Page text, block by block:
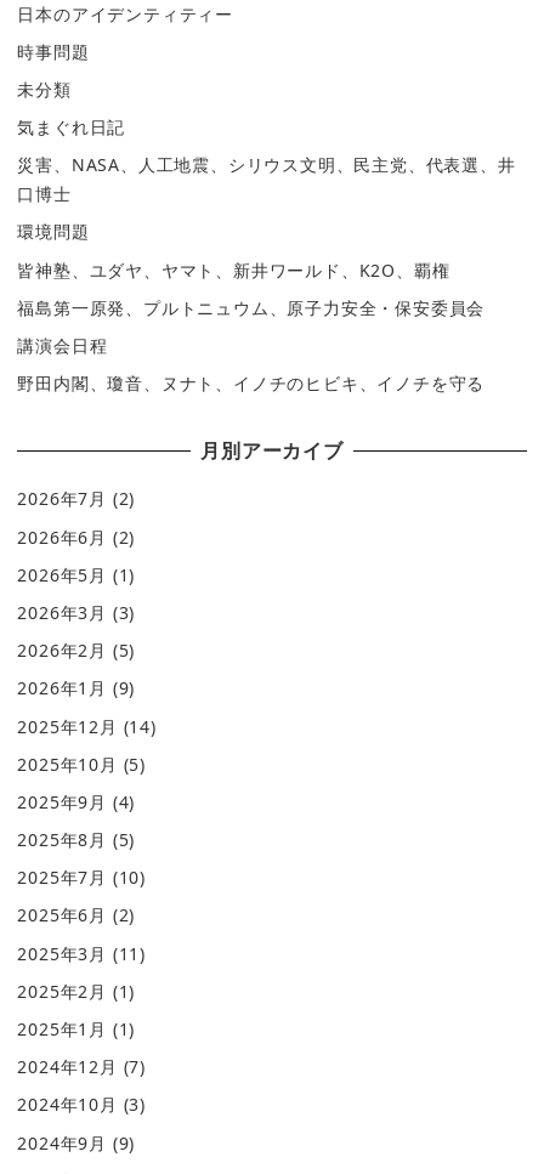
日本のアイデンティティー
時事問題
未分類
気まぐれ日記
災害、NASA、人工地震、シリウス文明、民主党、代表選、井
口博士
環境問題
皆神塾、ユダヤ、ヤマト、新井ワールド、K2O、覇権
福島第一原発、プルトニュウム、原子力安全・保安委員会
講演会日程
野田内閣、瓊音、ヌナト、イノチのヒビキ、イノチを守る
月別アーカイブ
2026年7月 (2)
2026年6月 (2)
2026年5月 (1)
2026年3月 (3)
2026年2月 (5)
2026年1月 (9)
2025年12月 (14)
2025年10月 (5)
2025年9月 (4)
2025年8月 (5)
2025年7月 (10)
2025年6月 (2)
2025年3月 (11)
2025年2月 (1)
2025年1月 (1)
2024年12月 (7)
2024年10月 (3)
2024年9月 (9)